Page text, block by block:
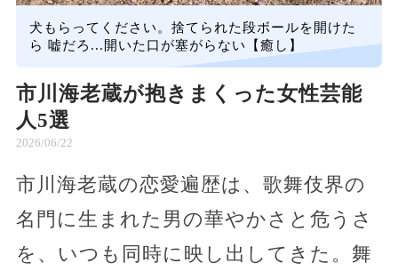
犬もらってください。捨てられた段ボールを開けた
ら 嘘だろ...開いた口が塞がらない【癒し】
市川海老蔵が抱きまくった女性芸能
人5選
2026/06/22
市川海老蔵の恋愛遍歴は、歌舞伎界の
名門に生まれた男の華やかさと危うさ
を、いつも同時に映し出してきた。舞